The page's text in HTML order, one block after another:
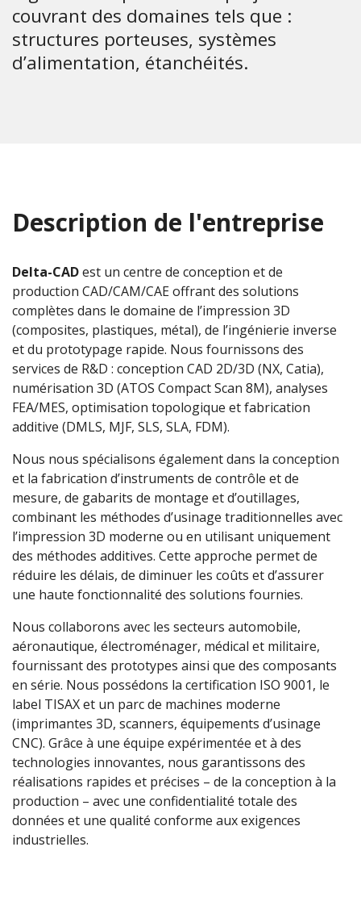
couvrant des domaines tels que :
structures porteuses, systèmes
d’alimentation, étanchéités.
Description de l'entreprise
Delta-CADest un centre de conception et de
production CAD/CAM/CAE offrant des solutions
complètes dans le domaine de l’impression 3D
(composites, plastiques, métal), de l’ingénierie inverse
et du prototypage rapide. Nous fournissons des
services de R&D : conception CAD 2D/3D (NX, Catia),
numérisation 3D (ATOS Compact Scan 8M), analyses
FEA/MES, optimisation topologique et fabrication
additive (DMLS, MJF, SLS, SLA, FDM).
Nous nous spécialisons également dans la conception
et la fabrication d’instruments de contrôle et de
mesure, de gabarits de montage et d’outillages,
combinant les méthodes d’usinage traditionnelles avec
l’impression 3D moderne ou en utilisant uniquement
des méthodes additives. Cette approche permet de
réduire les délais, de diminuer les coûts et d’assurer
une haute fonctionnalité des solutions fournies.
Nous collaborons avec les secteurs automobile,
aéronautique, électroménager, médical et militaire,
fournissant des prototypes ainsi que des composants
en série. Nous possédons la certification ISO 9001, le
label TISAX et un parc de machines moderne
(imprimantes 3D, scanners, équipements d’usinage
CNC). Grâce à une équipe expérimentée et à des
technologies innovantes, nous garantissons des
réalisations rapides et précises – de la conception à la
production – avec une confidentialité totale des
données et une qualité conforme aux exigences
industrielles.